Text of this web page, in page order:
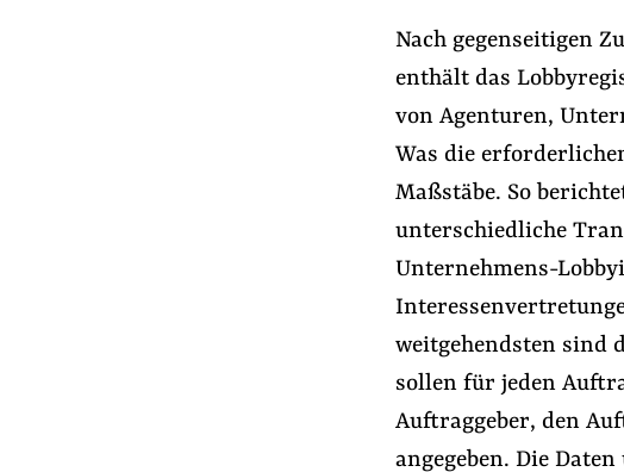
#Lobbyismus und Klima
Nach gegenseitigen
enthält das
von Agenturen,
Was die
Maßstäbe. So
unterschiedliche
Unternehmens-
weitgehendsten sind
sollen für jeden
Auftraggeber, den
angegeben. Die